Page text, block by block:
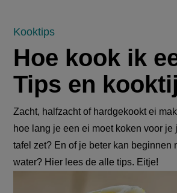
Hoe
kook
een
ei?
Tips
Kooktips
Hoe kook ik
Tips en
Zacht, halfzacht of hardgekookt ei
hoe lang je een ei moet koken voor je
tafel zet? En of je beter kan beginnen
water? Hier lees de alle tips. Eitje!